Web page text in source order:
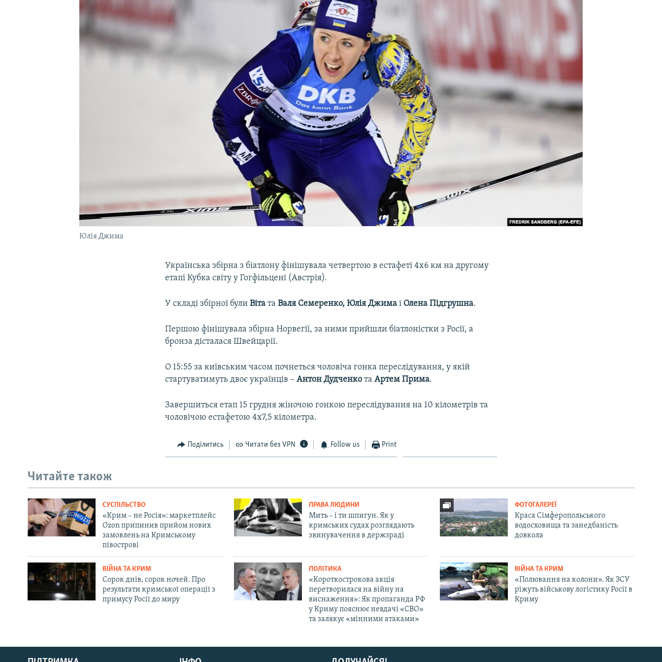
УКРАЇНСЬКА ПРОБЛЕМА КРИМУ
Русский
Юлія Джима
Українська збірна з біатлону фінішувала четвертою в естафеті 4х6 км на другому
етапі Кубка світу у Гогфільцені (Австрія).
У складі збірної булиВіта та Валя Семеренко, Юлія Джима і Олена Підгрушна.
Першою фінішувала збірна Норвегії, за ними прийшли біатлоністки з Росії, а
бронза дісталася Швейцарії.
О 15:55 за київським часом почнеться чоловіча гонка переслідування, у якій
стартуватимуть двоє українців –Антон ДудченкотаАртем Прима.
Завершиться етап 15 грудня жіночою гонкою переслідування на 10 кілометрів та
чоловічою естафетою 4х7,5 кілометра.
Поділитись Читати без VPN Follow us Print
Читайте також
СУСПІЛЬСТВО
«Крим – не Росія»: маркетплейс
Ozon припинив прийом нових
замовлень на Кримському
півострові
ПРАВА ЛЮДИНИ
Мить – і ти шпигун. Як у
кримських судах розглядають
звинувачення в держзраді
ФОТОГАЛЕРЕЇ
Краса Сімферопольського
водосховища та занедбаність
довкола
ВІЙНА ТА КРИМ
Сорок днів, сорок ночей. Про
результати кримської операції з
примусу Росії до миру
ПОЛІТИКА
«Короткострокова акція
перетворилася на війну на
виснаження»: Як пропаганда РФ
у Криму пояснює невдачі «СВО»
та залякує «мінними атаками»
ВІЙНА ТА КРИМ
«Полювання на колони». Як ЗСУ
ріжуть військову логістику Росії в
Криму